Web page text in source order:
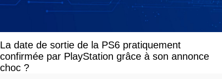
La date de sortie de la PS6 pratiquement
confirmée par PlayStation grâce à son annonce
choc ?